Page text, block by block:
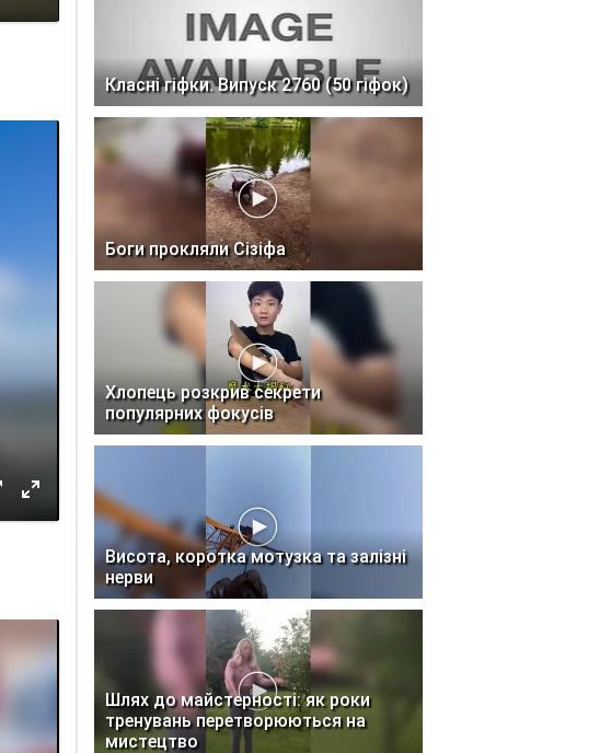
Класні гіфки. Випуск 2760 (50 гіфок)
Боги прокляли Сізіфа
Хлопець розкрив секрети
популярних фокусів
Висота, коротка мотузка та залізні
нерви
Шлях до майстерності: як роки
тренувань перетворюються на
мистецтво